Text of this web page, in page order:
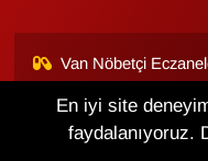
Van Nöbetçi
Van Namaz Vakitleri
En iyi site
faydalanıyoruz.